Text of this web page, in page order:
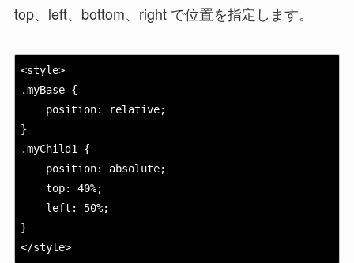
top、left、bottom、right で位置を指定します。
<style>
.myBase {
position: relative;
}
.myChild1 {
position: absolute;
top: 40%;
left: 50%;
}
</style>